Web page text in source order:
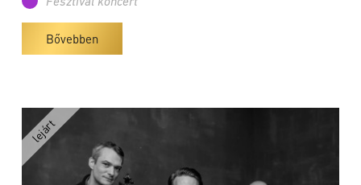
Bővebben